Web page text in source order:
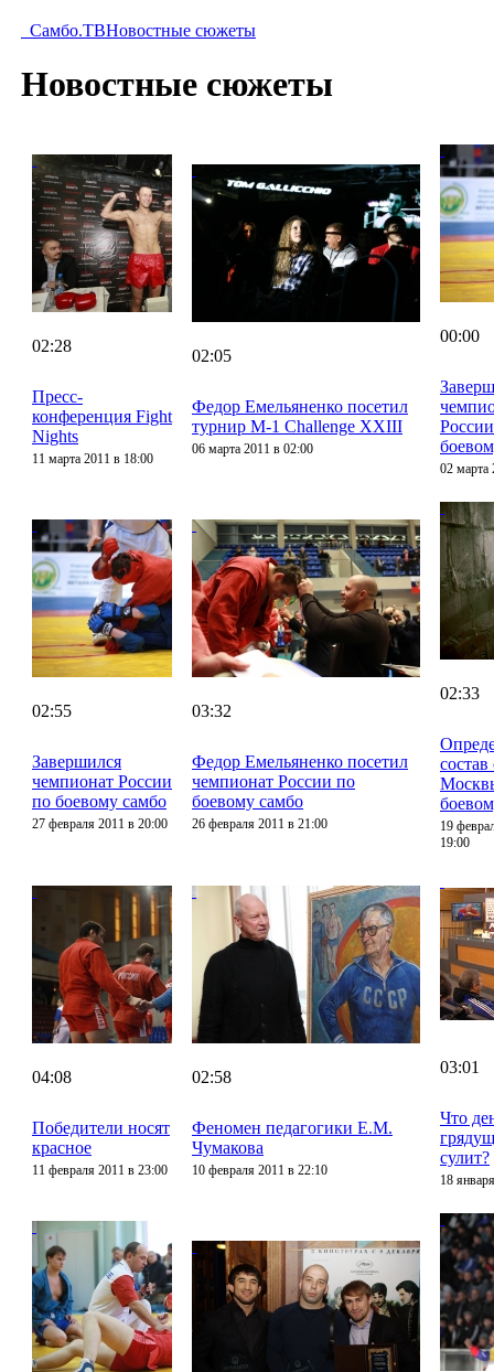
Самбо.ТВНовостные сюжеты
Новостные сюжеты
02:28
Пресс-
конференция Fight
Nights
11 марта 2011 в 18:00
02:05
Федор Емельяненко посетил
турнир M-1 Challenge XXIII
06 марта 2011 в 02:00
00:00
02 марта
02:55
Завершился
чемпионат России
по боевому самбо
27 февраля 2011 в 20:00
03:32
Федор Емельяненко посетил
чемпионат России по
боевому самбо
26 февраля 2011 в 21:00
02:33
19
19:00
04:08
Победители носят
красное
11 февраля 2011 в 23:00
02:58
Феномен педагогики Е.М.
Чумакова
10 февраля 2011 в 22:10
03:01
Что
сулит?
18